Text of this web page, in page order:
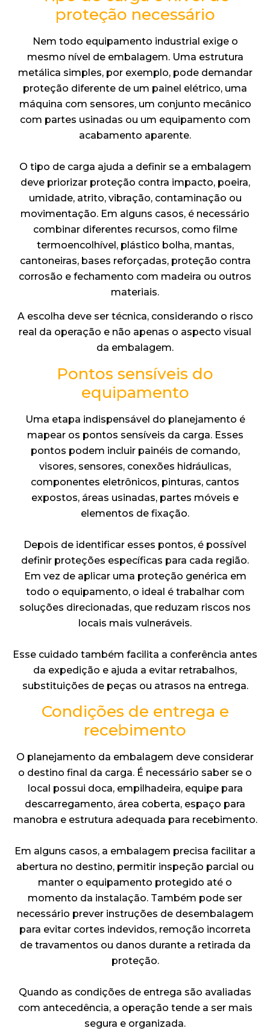
proteção necessário
Nem todo equipamento industrial exige o
mesmo nível de embalagem. Uma estrutura
metálica simples, por exemplo, pode demandar
proteção diferente de um painel elétrico, uma
máquina com sensores, um conjunto mecânico
com partes usinadas ou um equipamento com
acabamento aparente.
O tipo de carga ajuda a definir se a embalagem
deve priorizar proteção contra impacto, poeira,
umidade, atrito, vibração, contaminação ou
movimentação. Em alguns casos, é necessário
combinar diferentes recursos, como filme
termoencolhível, plástico bolha, mantas,
cantoneiras, bases reforçadas, proteção contra
corrosão e fechamento com madeira ou outros
materiais.
A escolha deve ser técnica, considerando o risco
real da operação e não apenas o aspecto visual
da embalagem.
Pontos sensíveis do
equipamento
Uma etapa indispensável do planejamento é
mapear os pontos sensíveis da carga. Esses
pontos podem incluir painéis de comando,
visores, sensores, conexões hidráulicas,
componentes eletrônicos, pinturas, cantos
expostos, áreas usinadas, partes móveis e
elementos de fixação.
Depois de identificar esses pontos, é possível
definir proteções específicas para cada região.
Em vez de aplicar uma proteção genérica em
todo o equipamento, o ideal é trabalhar com
soluções direcionadas, que reduzam riscos nos
locais mais vulneráveis.
Esse cuidado também facilita a conferência antes
da expedição e ajuda a evitar retrabalhos,
substituições de peças ou atrasos na entrega.
Condições de entrega e
recebimento
O planejamento da embalagem deve considerar
o destino final da carga. É necessário saber se o
local possui doca, empilhadeira, equipe para
descarregamento, área coberta, espaço para
manobra e estrutura adequada para recebimento.
Em alguns casos, a embalagem precisa facilitar a
abertura no destino, permitir inspeção parcial ou
manter o equipamento protegido até o
momento da instalação. Também pode ser
necessário prever instruções de desembalagem
para evitar cortes indevidos, remoção incorreta
de travamentos ou danos durante a retirada da
proteção.
Quando as condições de entrega são avaliadas
com antecedência, a operação tende a ser mais
segura e organizada.